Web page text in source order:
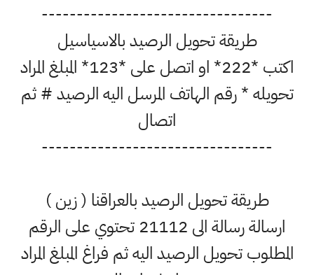
---------------------------------
طريقة تحويل الرصيد بالاسياسيل
اكتب *222* او اتصل على *123* المبلغ المراد
تحويله * رقم الهاتف المرسل اليه الرصيد # ثم
اتصال
---------------------------------
طريقة تحويل الرصيد بالعراقنا ( زين )
ارسالة رسالة الى 21112 تحتوي على الرقم
المطلوب تحويل الرصيد اليه ثم فراغ المبلغ المراد